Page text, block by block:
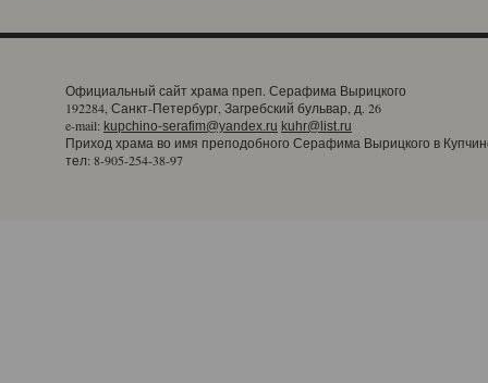
Официальный сайт храма преп. Серафима Вырицкого
192284, Санкт-Петербург, Загребский бульвар, д. 26
e-mail: kupchino-serafim@yandex.ru kuhr@list.ru
Приход храма во имя преподобного Серафима Вырицкого в
тел: 8-905-254-38-97